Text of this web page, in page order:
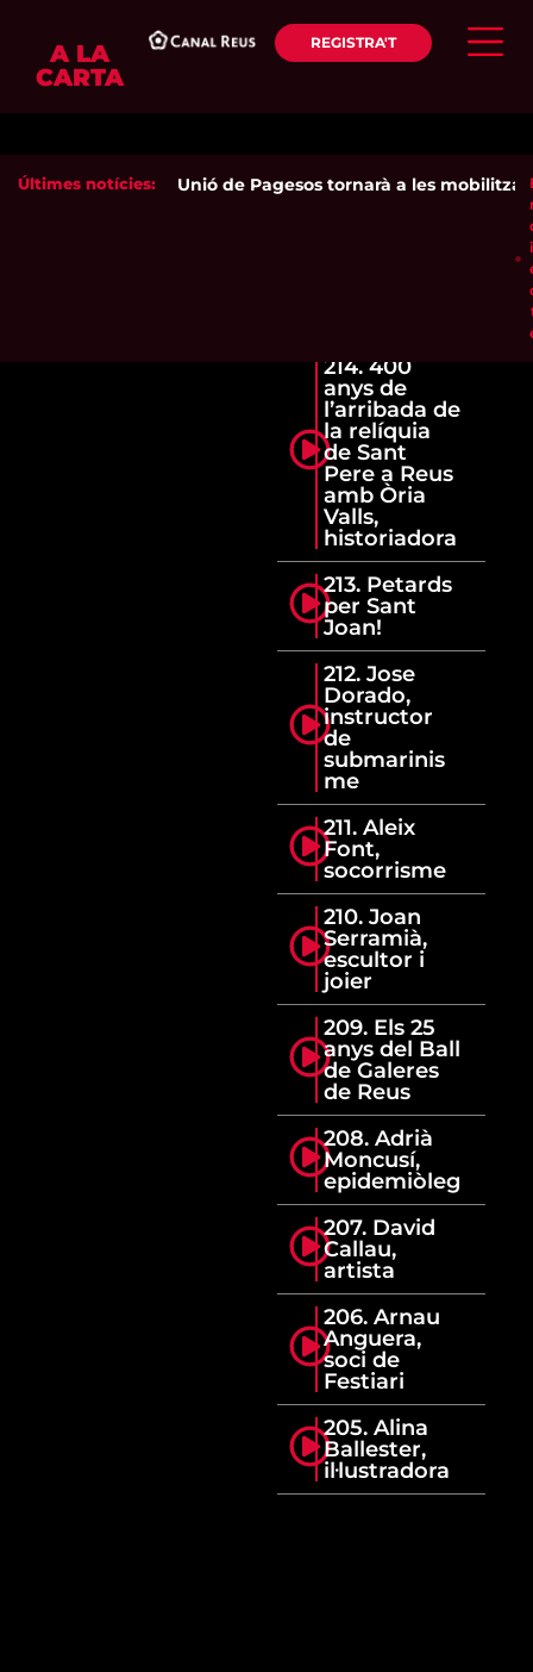
A LA
CARTA
REGISTRA'T
Últimes notícies: Unió de Pagesos tornarà a les
214. 400
anys de
l’arribada de
la relíquia
de Sant
Pere a Reus
amb Òria
Valls,
historiadora
213. Petards
per Sant
Joan!
212. Jose
Dorado,
instructor
de
submarinis
me
211. Aleix
Font,
socorrisme
210. Joan
Serramià,
escultor i
joier
209. Els 25
anys del Ball
de Galeres
de Reus
208. Adrià
Moncusí,
epidemiòleg
207. David
Callau,
artista
206. Arnau
Anguera,
soci de
Festiari
205. Alina
Ballester,
il·lustradora